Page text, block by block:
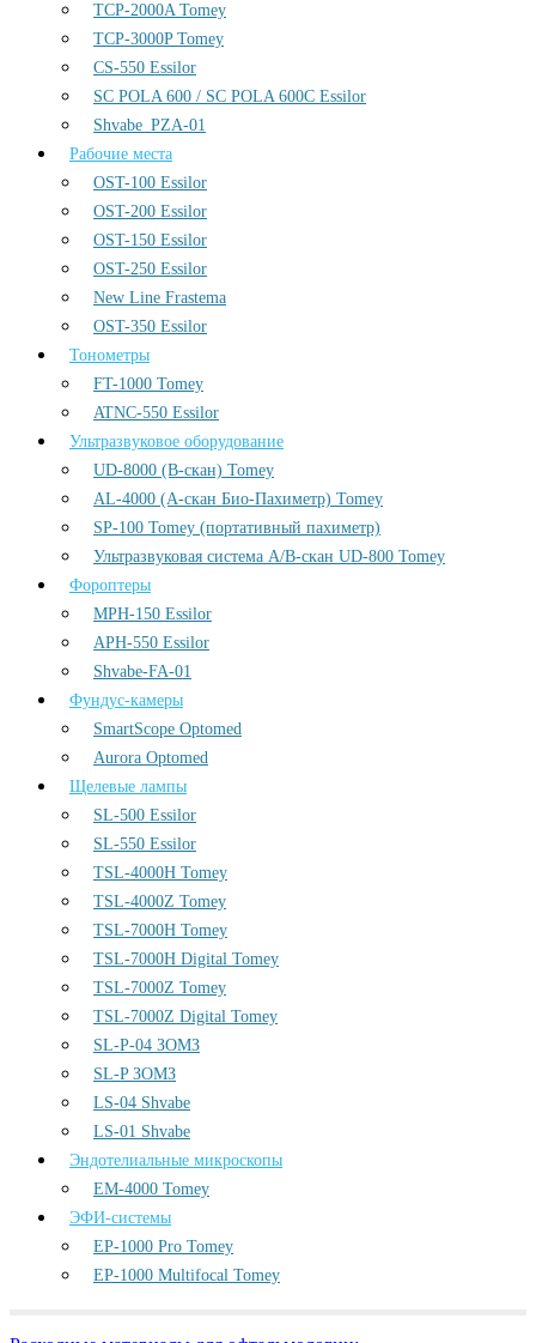
TCP-2000A Tomey
TCP-3000P Tomey
CS-550 Essilor
SC POLA 600 / SC POLA 600С Essilor
Shvabe_PZA-01
Рабочие места
OST-100 Essilor
OST-200 Essilor
OST-150 Essilor
OST-250 Essilor
New Line Frastema
OST-350 Essilor
Тонометры
FT-1000 Tomey
ATNC-550 Essilor
Ультразвуковое оборудование
UD-8000 (В-скан) Tomey
AL-4000 (А-скан Био-Пахиметр) Tomey
SP-100 Tomey (портативный пахиметр)
Ультразвуковая система А/В-скан UD-800 Tomey
Фороптеры
MPH-150 Essilor
APH-550 Essilor
Shvabe-FA-01
Фундус-камеры
SmartScope Optomed
Aurora Optomed
Щелевые лампы
SL-500 Essilor
SL-550 Essilor
TSL-4000H Tomey
TSL-4000Z Tomey
TSL-7000H Tomey
TSL-7000H Digital Tomey
TSL-7000Z Tomey
TSL-7000Z Digital Tomey
SL-P-04 ЗОМЗ
SL-P ЗОМЗ
LS-04 Shvabe
LS-01 Shvabe
Эндотелиальные микроскопы
EM-4000 Tomey
ЭФИ-системы
EP-1000 Pro Tomey
EP-1000 Multifocal Tomey